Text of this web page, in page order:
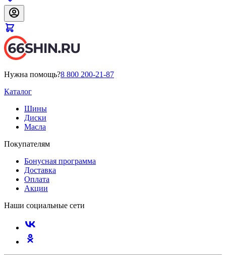
Нужна помощь?8 800 200-21-87
Каталог
Шины
Диски
Масла
Покупателям
Бонусная программа
Доставка
Оплата
Акции
Наши социальные сети